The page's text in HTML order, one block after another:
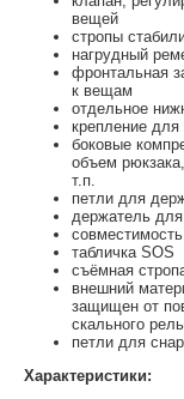
вещей
стропы
нагрудный
фронтальная
к вещам
отдельное
крепление
боковые
объем
т.п.
петли для
держатель
табличка SOS
съёмная
внешний
защищен от
скального
петли для
Характеристики: